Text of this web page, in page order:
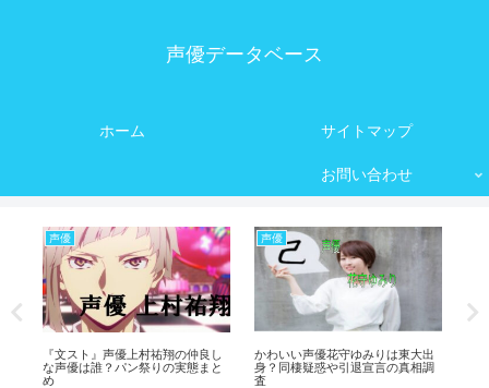
声優データベース
ホーム サイトマップ
お問い合わせ
声優
『文スト』声優上村祐翔の仲良し
な声優は誰？パン祭りの実態まと
め
声優
かわいい声優花守ゆみりは東大出
身？同棲疑惑や引退宣言の真相調
査